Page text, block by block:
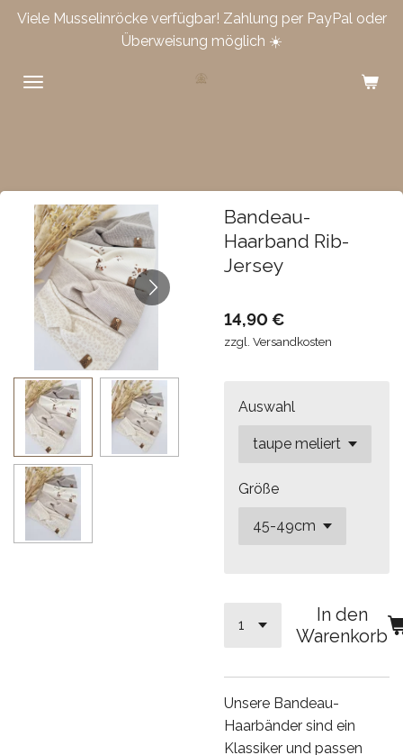
Zum
Viele Musselinröcke verfügbar! Zahlung per PayPal oder
Überweisung möglich ☀️
Bandeau-
Haarband Rib-
Jersey
14,90 €
zzgl. Versandkosten
Auswahl
Größe
In den
Warenkorb
Unsere Bandeau-
Haarbänder sind ein
Klassiker und passen